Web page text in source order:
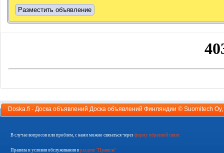
Doska.fi - Доска объявлений Доска объявлений Финляндии © Suomitech Oy
В случае вопросов или проблем, с нами можно связаться через форму обратной связи
Правила и условия обслуживания в разделе "Правила"